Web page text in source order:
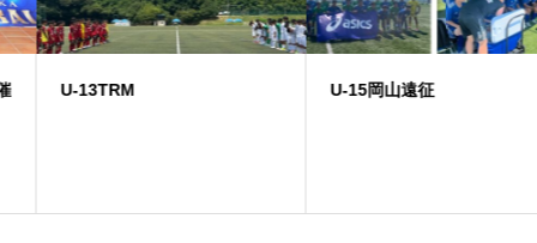
U-13TRM U-15岡山遠征